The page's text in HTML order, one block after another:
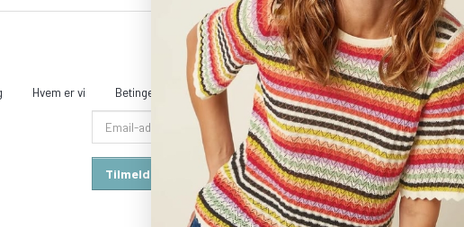
Hvem er vi Betingelser & Vilkår Sitemap Kontakt & åbningstider
adresse
Tilmeld Afmeld